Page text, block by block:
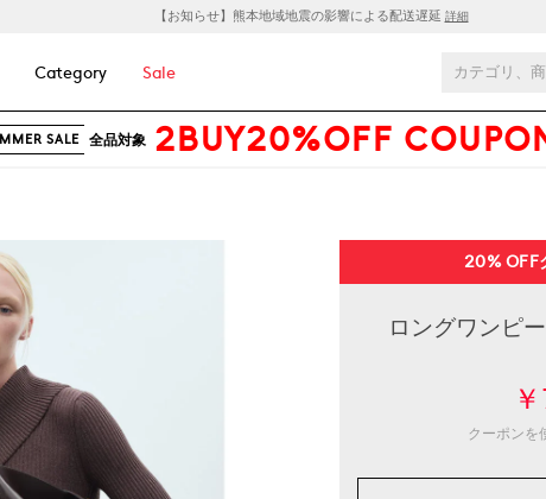
【お知らせ】熊本地域地震の影響による配送遅延 詳細
Category Sale
SALE 全品対象 2BUY20%OFF
20% OFF
ロングワンピ
クーポンを